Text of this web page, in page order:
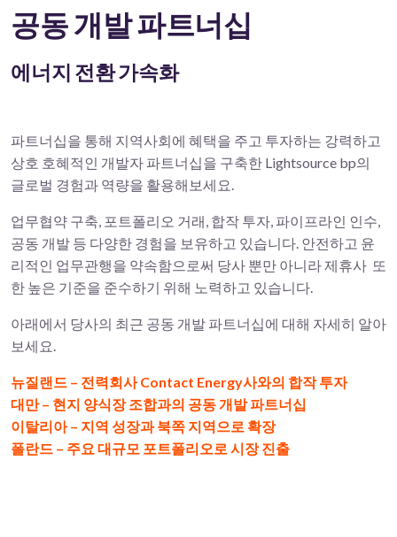
공동 개발 파트너십
에너지 전환 가속화
파트너십을 통해 지역사회에 혜택을 주고 투자하는 강력하고
상호 호혜적인 개발자 파트너십을 구축한 Lightsource bp의
글로벌 경험과 역량을 활용해보세요.
업무협약 구축, 포트폴리오 거래, 합작 투자, 파이프라인 인수,
공동 개발 등 다양한 경험을 보유하고 있습니다. 안전하고 윤
리적인 업무관행을 약속함으로써 당사 뿐만 아니라 제휴사 또
한 높은 기준을 준수하기 위해 노력하고 있습니다.
아래에서 당사의 최근 공동 개발 파트너십에 대해 자세히 알아
보세요.
뉴질랜드 – 전력회사 Contact Energy사와의 합작 투자
대만 – 현지 양식장 조합과의 공동 개발 파트너십
이탈리아 – 지역 성장과 북쪽 지역으로 확장
폴란드 – 주요 대규모 포트폴리오로 시장 진출